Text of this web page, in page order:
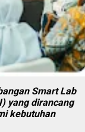
Smart Lab
yang dirancang
kebutuhan